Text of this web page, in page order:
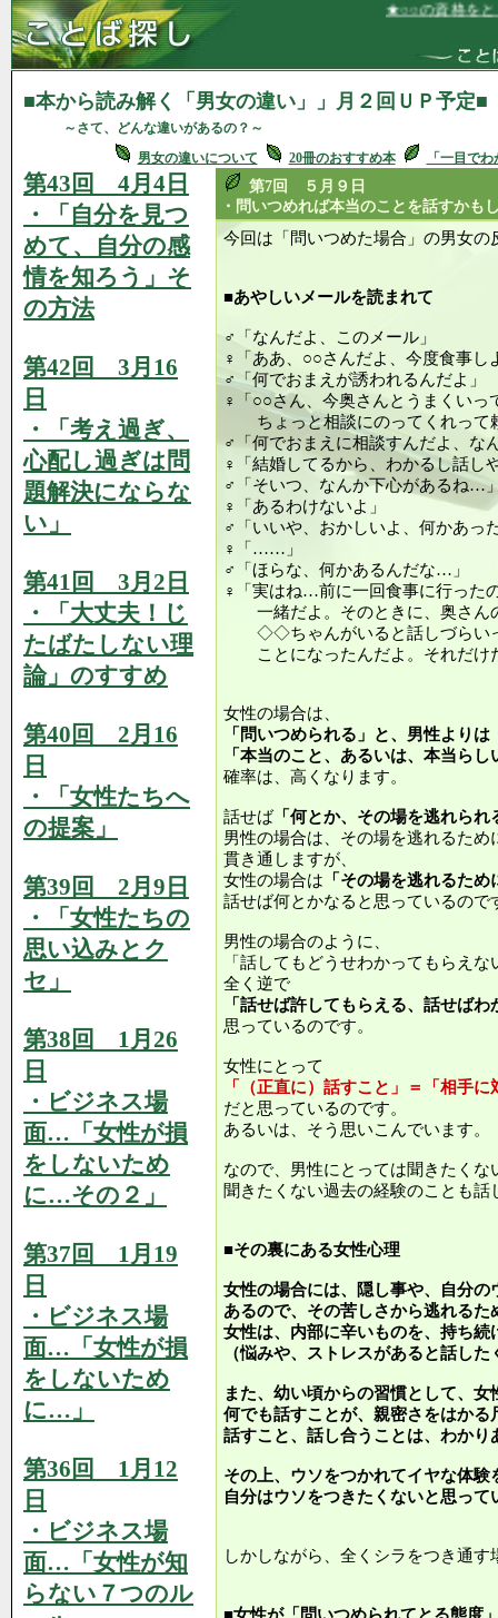
★○○の資格をとることが
■本から読み解く「男女の違い」」月２回ＵＰ予定■
～さて、どんな違いがあるの？～
男女の違いについて
20冊のおすすめ本 「一目で
第43回 4月4日
・「自分を見つ
めて、自分の感
情を知ろう」そ
の方法
第42回 3月16
日
・「考え過ぎ、
心配し過ぎは問
題解決にならな
い」
第41回 3月2日
・「大丈夫！じ
たばたしない理
論」のすすめ
第40回 2月16
日
・「女性たちへ
の提案」
第39回 2月9日
・「女性たちの
思い込みとク
セ」
第38回 1月26
日
・ビジネス場
面…「女性が損
をしないため
に…その２」
第37回 1月19
日
・ビジネス場
面…「女性が損
をしないため
に…」
第36回 1月12
日
・ビジネス場
面…「女性が知
らない７つのル
第7回 ５月９日
・問いつめれば本当のことを話すか
今回は「問いつめた場合」の男女
■あやしいメールを読まれて
♂「なんだよ、このメール」
♀「ああ、○○さんだよ、今度食事し
♂「何でおまえが誘われるんだよ」
♀「○○さん、今奥さんとうまくいっ
ちょっと相談にのってくれって
♂「何でおまえに相談すんだよ、な
♀「結婚してるから、わかるし話し
♂「そいつ、なんか下心があるね…
♀「あるわけないよ」
♂「いいや、おかしいよ、何かあっ
♀「……」
♂「ほらな、何かあるんだな…」
♀「実はね…前に一回食事に行っ
一緒だよ。そのときに、奥さん
◇◇ちゃんがいると話しづらいっ
ことになったんだよ。それだけ
女性の場合は、
「問いつめられる」と、男性よりは
「本当のこと、あるいは、本当ら
確率は、高くなります。
話せば「何とか、その場を逃れられ
男性の場合は、その場を逃れるため
貫き通しますが、
女性の場合は 「その場を逃れるた
話せば何とかなると思っているので
男性の場合のように、
「話してもどうせわかってもらえ
全く逆で
「話せば許してもらえる、話せば
思っているのです。
女性にとって
「（正直に）話すこと」＝「相手に
だと思っているのです。
あるいは、そう思いこんでいます。
なので、男性にとっては聞きたくな
聞きたくない過去の経験のことも話
■その裏にある女性心理
女性の場合には、隠し事や、自分の
あるので、その苦しさから逃れるた
女性は、内部に辛いものを、持ち続
（悩みや、ストレスがあると話し
また、幼い頃からの習慣として、女
何でも話すことが、親密さをはかる
話すこと、話し合うことは、わかり
その上、ウソをつかれてイヤな体験
自分はウソをつきたくないと思って
しかしながら、全くシラをつき通す